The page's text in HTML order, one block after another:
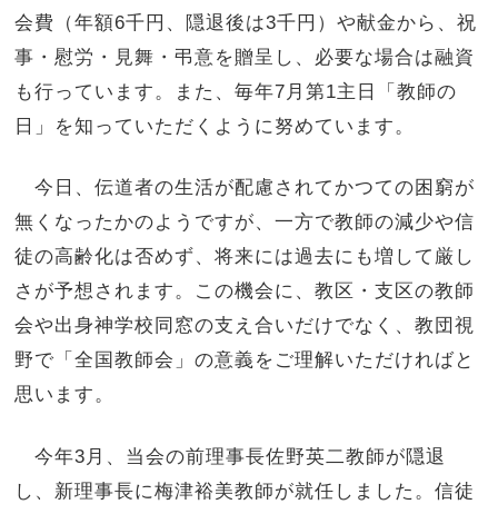
会費（年額6千円、隠退後は3千円）や献金から、祝
事・慰労・見舞・弔意を贈呈し、必要な場合は融資
も行っています。また、毎年7月第1主日「教師の
日」を知っていただくように努めています。
今日、伝道者の生活が配慮されてかつての困窮が
無くなったかのようですが、一方で教師の減少や信
徒の高齢化は否めず、将来には過去にも増して厳し
さが予想されます。この機会に、教区・支区の教師
会や出身神学校同窓の支え合いだけでなく、教団視
野で「全国教師会」の意義をご理解いただければと
思います。
今年3月、当会の前理事長佐野英二教師が隠退
し、新理事長に梅津裕美教師が就任しました。信徒